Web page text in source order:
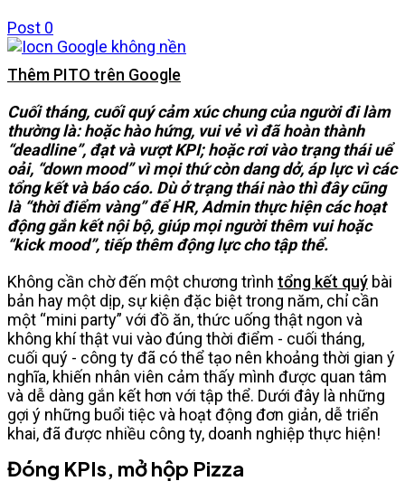
Post 0
Thêm PITO trên Google
Cuối tháng, cuối quý cảm xúc chung của người đi làm
thường là: hoặc hào hứng, vui vẻ vì đã hoàn thành
“deadline”, đạt và vượt KPI; hoặc rơi vào trạng thái uể
oải, “down mood” vì mọi thứ còn dang dở, áp lực vì các
tổng kết và báo cáo. Dù ở trạng thái nào thì đây cũng
là “thời điểm vàng” để HR, Admin thực hiện các hoạt
động gắn kết nội bộ, giúp mọi người thêm vui hoặc
“kick mood”, tiếp thêm động lực cho tập thể.
Không cần chờ đến một chương trình tổng kết quý bài
bản hay một dịp, sự kiện đặc biệt trong năm, chỉ cần
một “mini party” với đồ ăn, thức uống thật ngon và
không khí thật vui vào đúng thời điểm - cuối tháng,
cuối quý - công ty đã có thể tạo nên khoảng thời gian ý
nghĩa, khiến nhân viên cảm thấy mình được quan tâm
và dễ dàng gắn kết hơn với tập thể. Dưới đây là những
gợi ý những buổi tiệc và hoạt động đơn giản, dễ triển
khai, đã được nhiều công ty, doanh nghiệp thực hiện!
Đóng KPIs, mở hộp Pizza